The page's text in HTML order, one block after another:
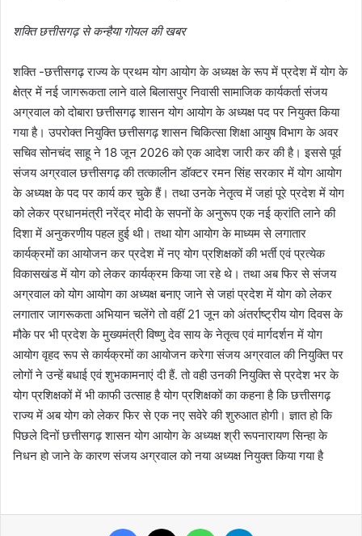
शक्ति छत्तीसगढ़ से कन्हैया गोयल की खबर
शक्ति -छत्तीसगढ़ राज्य के प्रथम योग आयोग के अध्यक्ष के रूप में प्रदेश में योग के
क्षेत्र में नई जागरूकता लाने वाले बिलासपुर निवासी सामाजिक कार्यकर्ता संजय
अग्रवाल को दोबारा छत्तीसगढ़ शासन योग आयोग के अध्यक्ष पद पर नियुक्त किया
गया है। उपरोक्त नियुक्ति छत्तीसगढ़ शासन चिकित्सा शिक्षा आयुष विभाग के अवर
सचिव सोनचंद साहू ने 18 जून 2026 को एक आदेश जारी कर की है। इससे पूर्व
संजय अग्रवाल छत्तीसगढ़ की तत्कालीन डॉक्टर रमन सिंह सरकार में योग आयोग
के अध्यक्ष के पद पर कार्य कर चुके हैं। तथा उनके नेतृत्व में जहां पूरे प्रदेश में योग
को लेकर प्रधानमंत्री नरेंद्र मोदी के सपनों के अनुरूप एक नई क्रांति लाने की
दिशा में अनुकरणीय पहल हुई थी। तथा योग आयोग के माध्यम से लगातार
कार्यक्रमों का आयोजन कर प्रदेश में नए योग प्रशिक्षकों की भर्ती एवं प्रत्येक
विकासखंड में योग को लेकर कार्यक्रम किया जा रहे थे। तथा अब फिर से संजय
अग्रवाल को योग आयोग का अध्यक्ष बनाए जाने से जहां प्रदेश में योग को लेकर
लगातार जागरूकता अभियान चलेंगे तो वहीं 21 जून को अंतर्राष्ट्रीय योग दिवस के
मौके पर भी प्रदेश के मुख्यमंत्री विष्णु देव साय के नेतृत्व एवं मार्गदर्शन में योग
आयोग वृहद रूप से कार्यक्रमों का आयोजन करेगा संजय अग्रवाल की नियुक्ति पर
लोगों ने उन्हें बधाई एवं शुभकामनाएं दी हैं. तो वही उनकी नियुक्ति से प्रदेश भर के
योग प्रशिक्षकों में भी काफी उत्साह है योग प्रशिक्षकों का कहना है कि छत्तीसगढ़
राज्य में अब योग को लेकर फिर से एक नए सवेरे की शुरुआत होगी। ज्ञात हो कि
पिछले दिनों छत्तीसगढ़ शासन योग आयोग के अध्यक्ष श्री रूपनारायण सिन्हा के
निधन हो जाने के कारण संजय अग्रवाल को नया अध्यक्ष नियुक्त किया गया है
Facebook WhatsApp